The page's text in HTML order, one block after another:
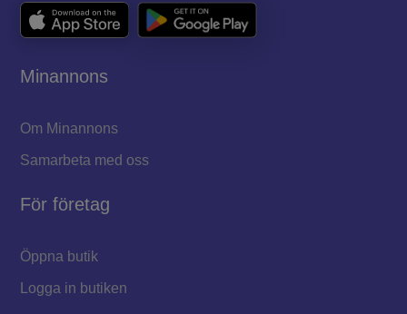
Minannons
Om Minannons
Samarbeta med oss
För företag
Öppna butik
Logga in butiken